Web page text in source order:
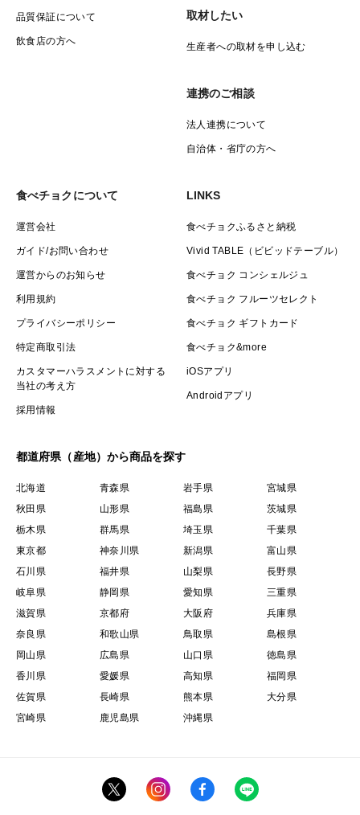
品質保証について
飲食店の方へ
取材したい
生産者への取材を申し込む
連携のご相談
法人連携について
自治体・省庁の方へ
食べチョクについて
運営会社
ガイド/お問い合わせ
運営からのお知らせ
利用規約
プライバシーポリシー
特定商取引法
カスタマーハラスメントに対する
当社の考え方
採用情報
LINKS
食べチョクふるさと納税
Vivid TABLE（ビビッドテーブル）
食べチョク コンシェルジュ
食べチョク フルーツセレクト
食べチョク ギフトカード
食べチョク&more
iOSアプリ
Androidアプリ
都道府県（産地）から商品を探す
北海道 青森県 岩手県
宮城県
秋田県
山形県 福島県
茨城県
栃木県
群馬県 埼玉県
千葉県
東京都
神奈川県 新潟県
富山県
石川県
福井県 山梨県
長野県
岐阜県
静岡県 愛知県
三重県
滋賀県
京都府 大阪府
兵庫県
奈良県
和歌山県 鳥取県
島根県
岡山県
広島県 山口県
徳島県
香川県
愛媛県 高知県
福岡県
佐賀県
長崎県 熊本県
大分県
宮崎県
鹿児島県 沖縄県